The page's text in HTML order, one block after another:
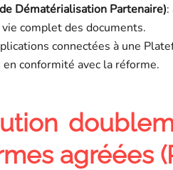
Dématérialisation Partenaire):
complet des documents.
connectées à une
conformité avec la réforme.
agréées